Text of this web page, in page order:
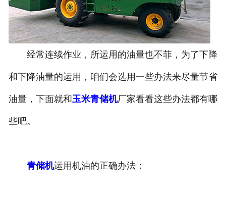
经常连续作业，所运用的油量也不菲，为了下降
和下降油量的运用，咱们会选用一些办法来尽量节省
油量，下面就和玉米青储机厂家看看这些办法都有哪
些吧。
青储机运用机油的正确办法：